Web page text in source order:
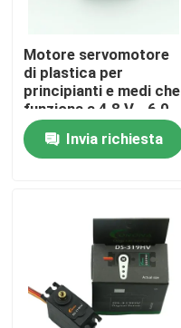
Motore servomotore
di plastica per
principianti e medi che
funziona a 4,8 V - 6,0
V per la robotica
internaInvia richiesta